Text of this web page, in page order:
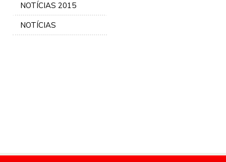
NOTÍCIAS 2015
NOTÍCIAS